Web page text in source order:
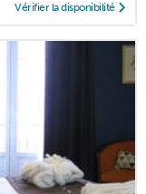
Vérifier la disponibilité